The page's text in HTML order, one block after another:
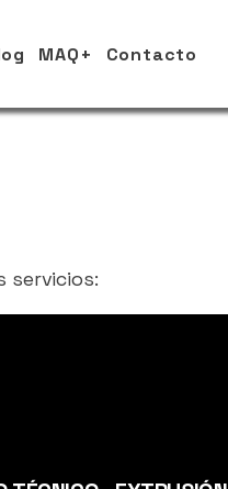
MAQ+ Contacto
servicios: